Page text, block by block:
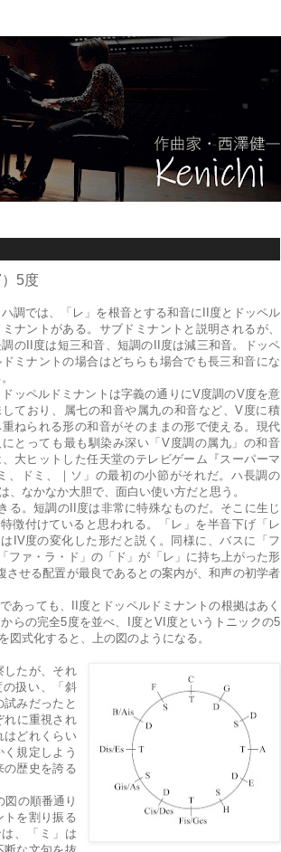
5度
調では、「レ」を根音とする和音にII度とドッペル
ミナントがある。サブドミナントと説明されるが、
調のII度は短三和音、短調のII度は減三和音。ドッペ
ドミナントの場合はどちらも場合でも長三和音にな
ッペルドミナントは字義の通りにV度調のV度を意
しており、属七の和音や属九の和音など、V度に積
重ねられる形の和音がそのままの形で使える。現代
にとっても最も馴染み深い「V度調の属九」の和音
、大ヒットした任天堂のテレビゲーム『スーパーマ
、ドミ、｜ソ」の最初の小節がそれだ。ハ長調の
、なかなか大胆で、面白い使い方だと思う。
。短調のII度は非常に特殊なものだ。そこに生じ
徴付けていると思われる。「レ」を半音下げ「レ
IV度の変化した形だと説く。同様に、バスに「フ
ファ・ラ・ド」の「ド」が「レ」に持ち上がった形
させる配置が最良であるとの案内が、和声の初学者
あっても、II度とドッペルドミナントの根拠はあく
らの完全5度を並べ、I度とVI度というトニックの5
図式化すると、上の図のようになる。
たが、それ
扱い、「斜
みだったと
れに重視され
はどれくらい
規定しよう
の歴史を誇る
の順番通り
トを割り振る
、「ミ」は